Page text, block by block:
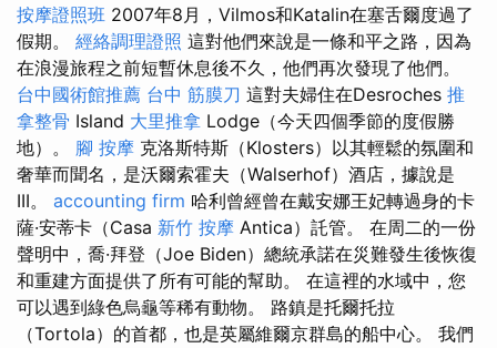
按摩證照班 2007年8月，Vilmos和Katalin在塞舌爾度過了
假期。 經絡調理證照 這對他們來說是一條和平之路，因為
在浪漫旅程之前短暫休息後不久，他們再次發現了他們。
台中國術館推薦 台中 筋膜刀 這對夫婦住在Desroches 推
拿整骨 Island 大里推拿 Lodge（今天四個季節的度假勝
地）。 腳 按摩 克洛斯特斯（Klosters）以其輕鬆的氛圍和
奢華而聞名，是沃爾索霍夫（Walserhof）酒店，據說是
III。 accounting firm 哈利曾經曾在戴安娜王妃轉過身的卡
薩·安蒂卡（Casa 新竹 按摩 Antica）託管。 在周二的一份
聲明中，喬·拜登（Joe Biden）總統承諾在災難發生後恢復
和重建方面提供了所有可能的幫助。 在這裡的水域中，您
可以遇到綠色烏龜等稀有動物。 路鎮是托爾托拉
（Tortola）的首都，也是英屬維爾京群島的船中心。 我們